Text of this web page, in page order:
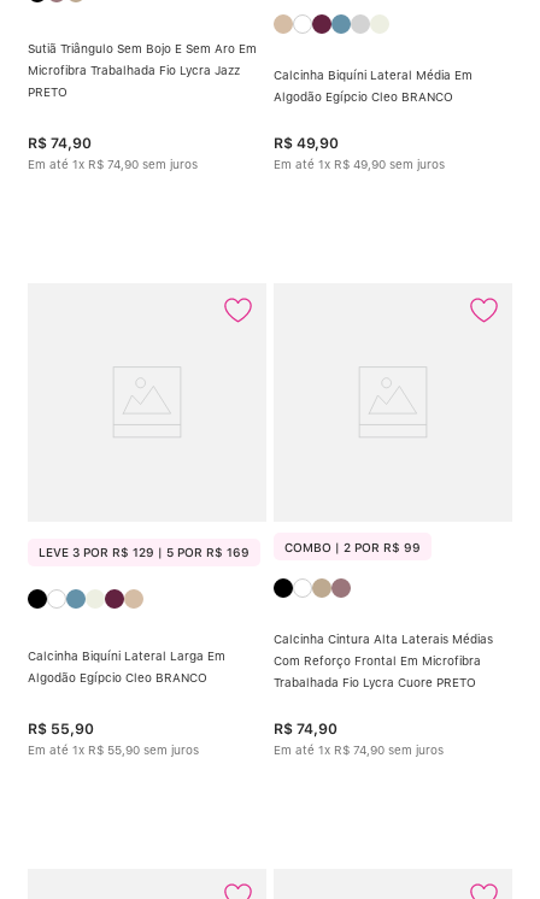
Sutiã Triângulo Sem Bojo E Sem Aro Em
Microfibra Trabalhada Fio Lycra Jazz
PRETO
R$ 74,90
Em até 1x R$ 74 90 sem juros
Calcinha Biquíni Lateral Média Em
Algodão Egípcio Cleo BRANCO
R$ 49,90
Em até 1x R$ 49 90 sem juros
LEVE 3 POR R$ 129 | 5 POR R$ 169
Calcinha Biquíni Lateral Larga Em
Algodão Egípcio Cleo BRANCO
R$ 55,90
Em até 1x R$ 55 90 sem juros
COMBO | 2 POR R$ 99
Calcinha Cintura Alta Laterais Médias
Com Reforço Frontal Em Microfibra
Trabalhada Fio Lycra Cuore PRETO
R$ 74,90
Em até 1x R$ 74 90 sem juros